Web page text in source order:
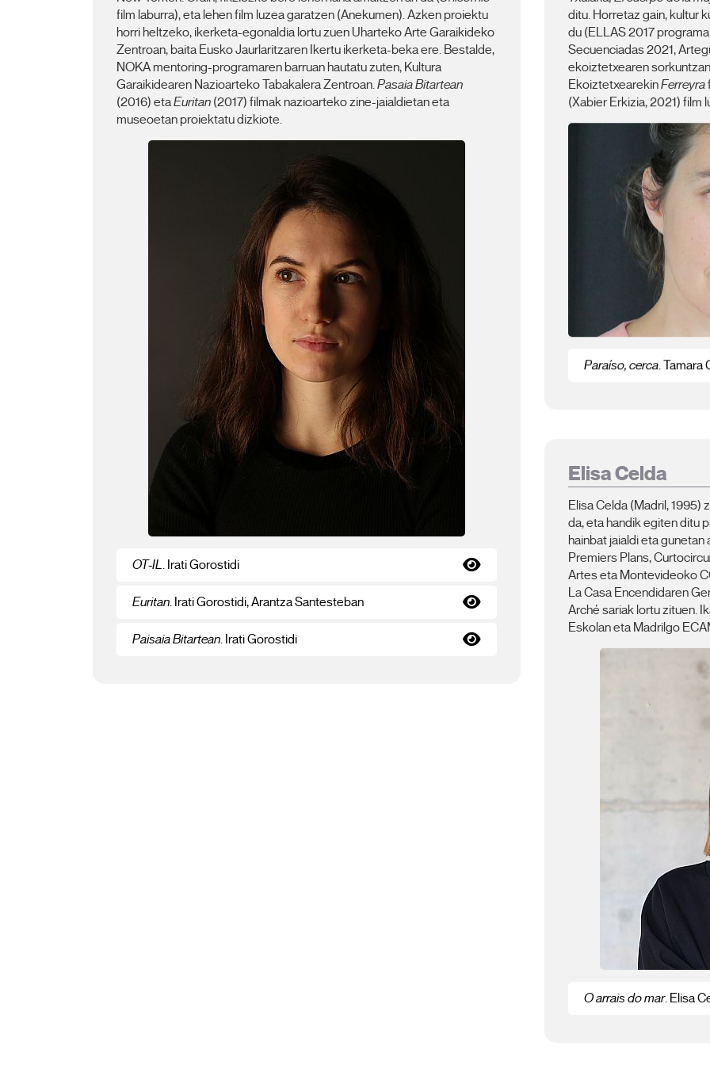
film laburra), eta lehen film luzea garatzen (Anekumen). Azken proiektu
horri heltzeko, ikerketa-egonaldia lortu zuen Uharteko Arte Garaikideko
Zentroan, baita Eusko Jaurlaritzaren Ikertu ikerketa-beka ere. Bestalde,
NOKA mentoring-programaren barruan hautatu zuten, Kultura
Garaikidearen Nazioarteko Tabakalera Zentroan.Pasaia Bitartean
(2016) etaEuritan (2017) filmak nazioarteko zine-jaialdietan eta
museoetan proiektatu dizkiote.
OT-IL. Irati Gorostidi
Euritan. Irati Gorostidi, Arantza Santesteban
Paisaia Bitartean. Irati Gorostidi
ditu. Horretaz gain, kultur
du (ELLAS 2017
Secuenciadas 2021,
ekoiztetxearen
EkoiztetxearekinFerreyra
(Xabier Erkizia, 2021) film
Paraíso, cerca. Tamara
Elisa Celda
Elisa Celda (Madril,
da, eta handik egiten ditu
hainbat jaialdi eta
Premiers Plans,
Artes eta Montevideoko
La Casa Encendidaren
Arché sariak lortu zituen.
Eskolan eta Madrilgo
O arrais do mar. Elisa